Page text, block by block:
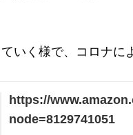
いく様で、コロナに
https://
node=8129741051